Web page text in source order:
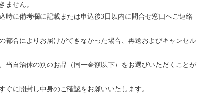
ません。
時に備考欄に記載または申込後3日以内に問合せ窓口へご連絡
都合によりお届けができなかった場合、再送およびキャンセル
当自治体の別のお品（同一金額以下）をお選びいただくことが
ぐに開封し中身のご確認をお願いいたします。